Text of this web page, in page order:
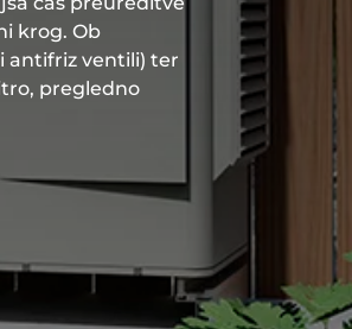
krog. Ob
antifriz ventili) ter
pregledno